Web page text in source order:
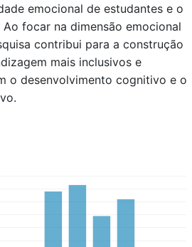
emocional de estudantes e o
focar na dimensão emocional
contribui para a construção
mais inclusivos e
o desenvolvimento cognitivo e o